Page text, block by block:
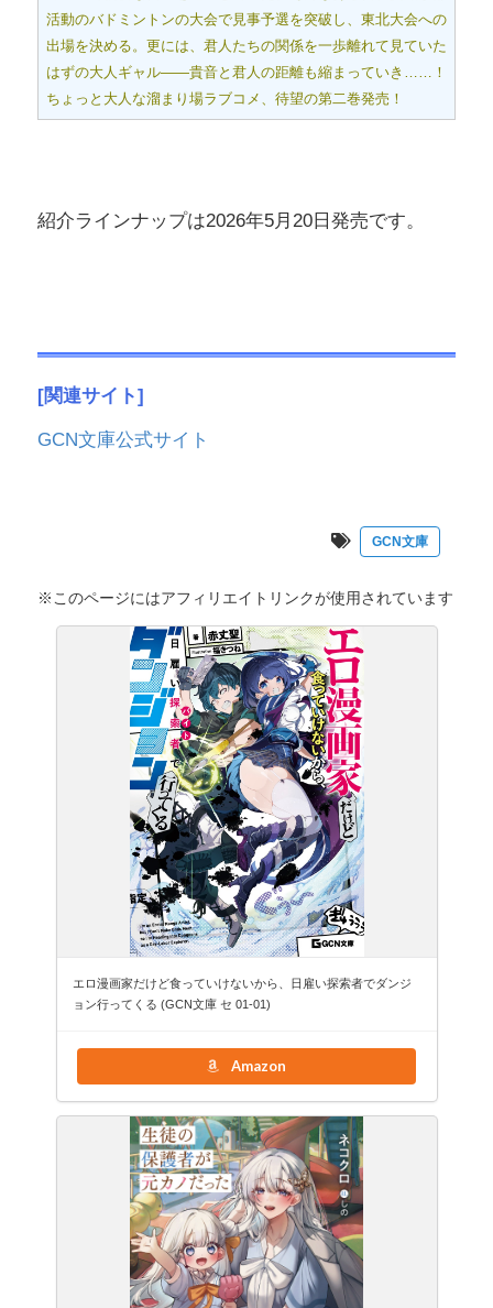
活動のバドミントンの大会で見事予選を突破し、東北大会への
出場を決める。更には、君人たちの関係を一歩離れて見ていた
はずの大人ギャル――貴音と君人の距離も縮まっていき……！
ちょっと大人な溜まり場ラブコメ、待望の第二巻発売！
紹介ラインナップは2026年5月20日発売です。
[関連サイト]
GCN文庫公式サイト
GCN文庫
※このページにはアフィリエイトリンクが使用されています
エロ漫画家だけど食っていけないから、日雇い探索者でダンジ
ョン行ってくる (GCN文庫 セ 01-01)
Amazon